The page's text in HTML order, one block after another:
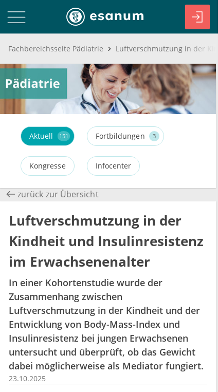
Fachbereichsseite Pädiatrie
Aktuell 151 Fortbildungen 3
Kongresse Infocenter
zurück zur Übersicht
Luftverschmutzung in der
Kindheit und Insulinresistenz
im Erwachsenenalter
In einer Kohortenstudie wurde der
Zusammenhang zwischen
Luftverschmutzung in der Kindheit und der
Entwicklung von Body-Mass-Index und
Insulinresistenz bei jungen Erwachsenen
untersucht und überprüft, ob das Gewicht
dabei möglicherweise als Mediator fungiert.
23.10.2025